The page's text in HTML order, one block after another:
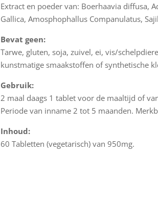
Extract en poeder van: Boerhaavia diffusa,
Gallica, Amosphophallus Companulatus,
Bevat geen:
Tarwe, gluten, soja, zuivel, ei, vis/
kunstmatige smaakstoffen of synthetische
Gebruik:
2 maal daags 1 tablet voor de maaltijd of
Periode van inname 2 tot 5 maanden.
Inhoud:
60 Tabletten (vegetarisch) van 950mg.